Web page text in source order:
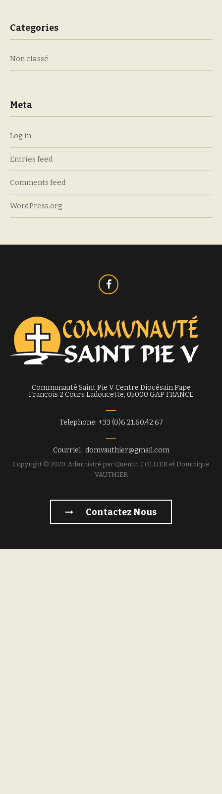
Categories
Non classé
Meta
Log in
Entries feed
Comments feed
WordPress.org
Communauté Saint Pie V Centre Diocésain Pape
François 2 Cours Ladoucette, 05000 GAP FRANCE
Telephone: +33 (0)6.21.60.42.67
Courriel : domvauthier@gmail.com
Copyright © 2020. Administré par Quentin COLLIER et Dominique
VAUTHIER
Contactez Nous